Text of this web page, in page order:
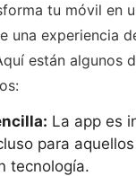
tu móvil en
una experiencia
están algunos
La app es
para
tecnología.